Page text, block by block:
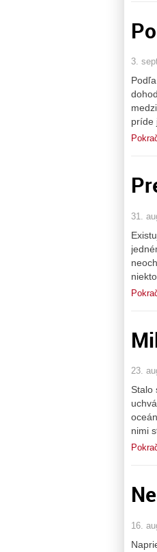
3.
príde
31.
23.
Stalo
nimi
16.